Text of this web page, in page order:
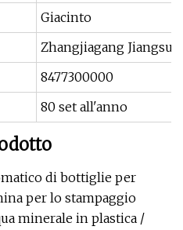
Giacinto
Zhangjiagang Jiangsu
8477300000
80 set all'anno
di bottiglie per
per lo stampaggio
minerale in plastica /